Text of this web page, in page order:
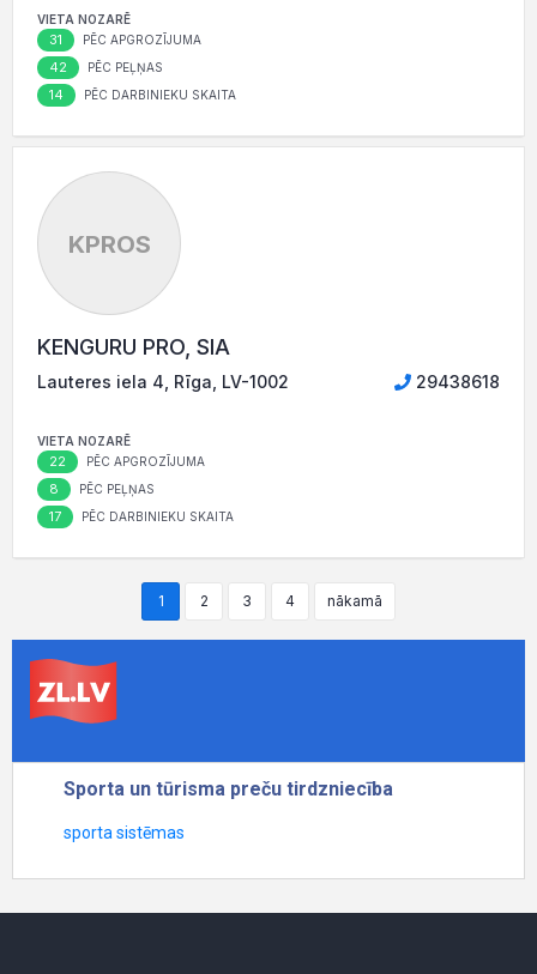
VIETA NOZARĒ
31 PĒC APGROZĪJUMA
42 PĒC PEĻŅAS
14 PĒC DARBINIEKU SKAITA
KPROS
KENGURU PRO, SIA
Lauteres iela 4, Rīga, LV-1002 29438618
VIETA NOZARĒ
22 PĒC APGROZĪJUMA
8 PĒC PEĻŅAS
17 PĒC DARBINIEKU SKAITA
1 2 3 4 nākamā